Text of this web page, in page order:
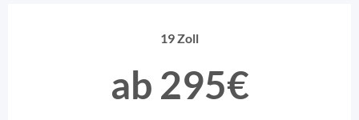
19 Zoll
ab 295€